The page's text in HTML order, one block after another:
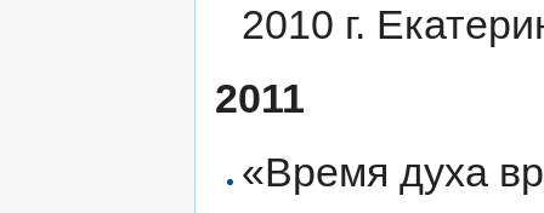
2010 г.
2011
«Время духа